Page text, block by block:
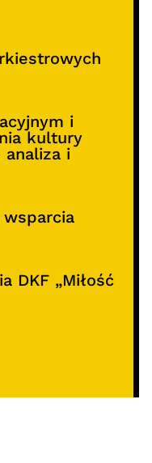
i
kultury
i
DKF „Miłość